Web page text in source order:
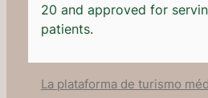
20 and approved for
patients.
La plataforma de turismo